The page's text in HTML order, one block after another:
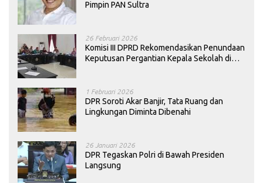
Pimpin PAN Sultra
26 Februari 2026
Komisi III DPRD Rekomendasikan Penundaan
Keputusan Pergantian Kepala Sekolah di
1 Februari 2026
DPR Soroti Akar Banjir, Tata Ruang dan
Lingkungan Diminta Dibenahi
26 Januari 2026
DPR Tegaskan Polri di Bawah Presiden
Langsung